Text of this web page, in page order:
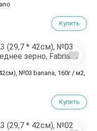
Купить
№03 banana, 160г / м2,
Купить